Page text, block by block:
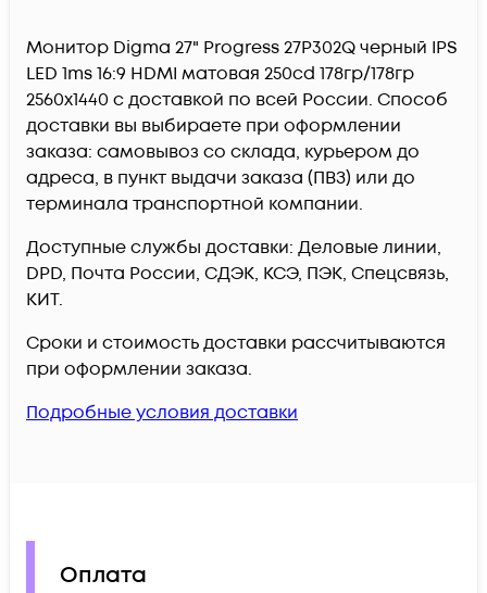
Монитор Digma 27" Progress 27P302Q черный IPS
LED 1ms 16:9 HDMI матовая 250cd 178гр/178гр
2560x1440 c доставкой по всей России. Способ
доставки вы выбираете при оформлении
заказа: самовывоз со склада, курьером до
адреса, в пункт выдачи заказа (ПВЗ) или до
терминала транспортной компании.
Доступные службы доставки: Деловые линии,
DPD, Почта России, СДЭК, КСЭ, ПЭК, Спецсвязь,
КИТ.
Сроки и стоимость доставки рассчитываются
при оформлении заказа.
Подробные условия доставки
Оплата